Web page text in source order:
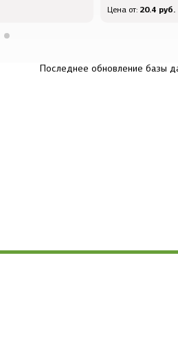
Цена от: 20.4 руб.
Последнее обновление базы